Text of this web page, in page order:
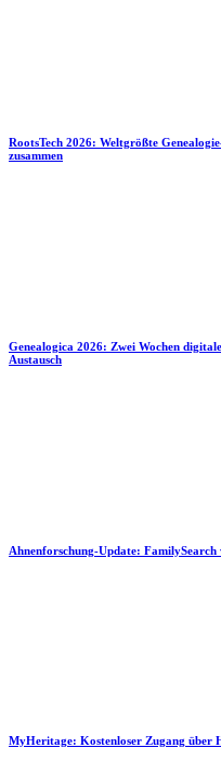
RootsTech 2026: Weltgrößte
zusammen
Genealogica 2026: Zwei Wochen
Austausch
Ahnenforschung-Update:
MyHeritage: Kostenloser Zugang über